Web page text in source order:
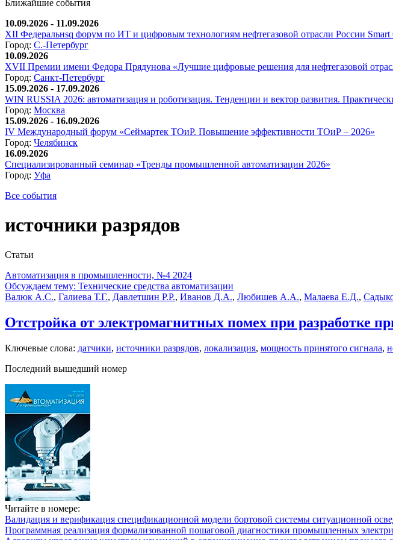
Ближайшие события
10.09.2026 - 11.09.2026
XII Федеральнsq форум по ИТ и цифровым технологиям нефтегазовой отрасли России
Город: С.-Петербург
10.09.2026
XVII Премии имени Федора Прядунова «Лучшие цифровые решения для нефтегазовой
Город: Санкт-Петербург
15.09.2026 - 17.09.2026
WIN RUSSIA 2026: автоматизация и роботизация. Тенденции и вектор развития.
Город: Москва
15.09.2026 - 16.09.2026
IV Международный форум «Сеймартек ТОиР. Повышение эффективности ТОиР – 2026»
Город: Челябинск
16.09.2026
Специализированный семинар «Тренды промышленной автоматизации 2026»
Город: Уфа
Все события
источники разрядов
Статьи
Автоматизация в промышленности, №4 2024
Обсуждаем тему: Технические средства автоматизации
Валюк А.С., Галиева Т.Г., Давлетшин Р.Р., Иванов Д.А., Любишев А.А., Малаева Е.Д.,
Отстройка от электромагнитных помех при разработке
Ключевые слова: датчики, источники разрядов, локализация, мощность принятого сигнала,
Последний вышедший номер
Читайте в номере:
Валидация и верификация спецификационной модели бортовой системы ситуационной
Программная реализация формализованной пошаговой диагностики промышленных